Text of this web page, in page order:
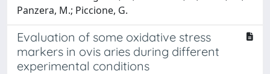
Panzera, M.; Piccione, G.
Evaluation of some oxidative stress
markers in ovis aries during different
experimental conditions